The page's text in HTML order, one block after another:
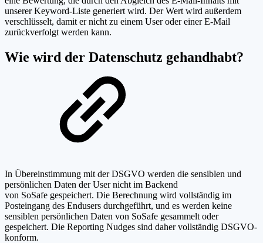
unserer Keyword-Liste generiert wird. Der Wert wird außerdem
verschlüsselt, damit er nicht zu einem User oder einer E-Mail
zurückverfolgt werden kann.
Wie wird der Datenschutz gehandhabt?
In Übereinstimmung mit der DSGVO werden die sensiblen und
persönlichen Daten der User nicht im Backend
von SoSafe gespeichert. Die Berechnung wird vollständig im
Posteingang des Endusers durchgeführt, und es werden keine
sensiblen persönlichen Daten von SoSafe gesammelt oder
gespeichert. Die Reporting Nudges sind daher vollständig DSGVO-
konform.